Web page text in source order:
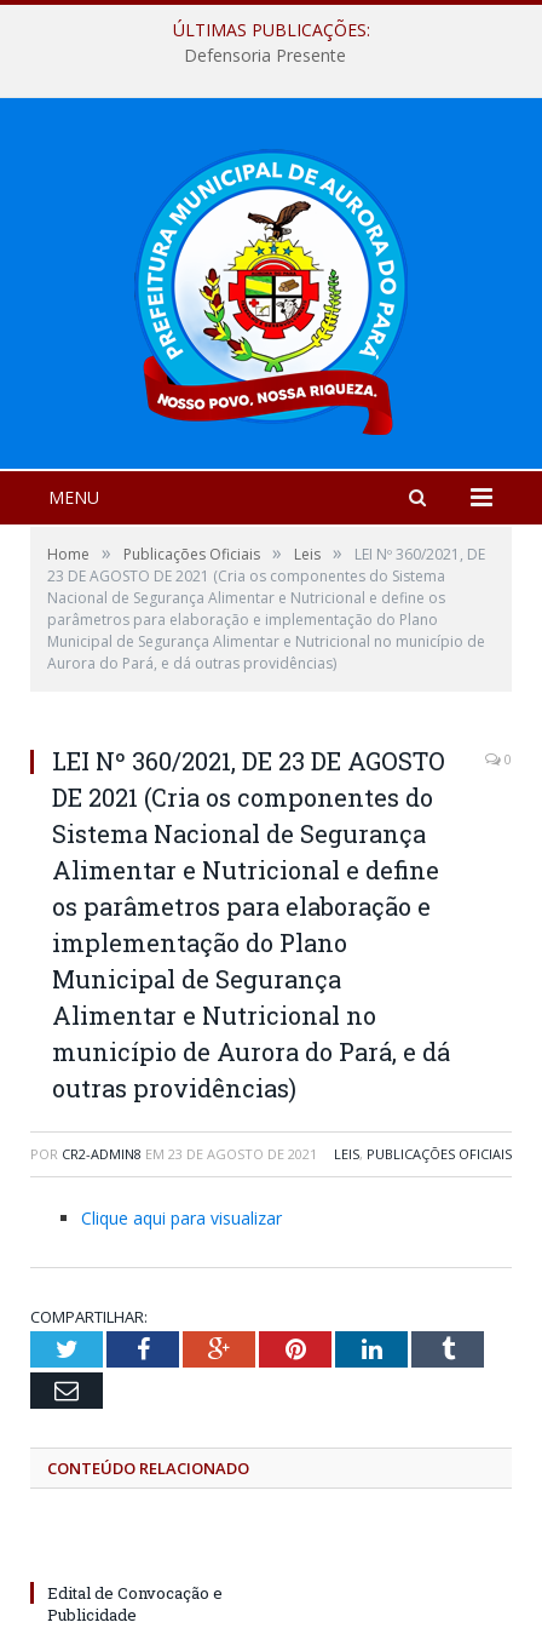
ÚLTIMAS PUBLICAÇÕES:
Defensoria Presente
MENU
Home » Publicações Oficiais » Leis »
LEI Nº 360/2021, DE
23 DE AGOSTO DE 2021 (Cria os componentes do Sistema
Nacional de Segurança Alimentar e Nutricional e define os
parâmetros para elaboração e implementação do Plano
Municipal de Segurança Alimentar e Nutricional no município de
Aurora do Pará, e dá outras providências)
LEI Nº 360/2021, DE 23 DE AGOSTO
DE 2021 (Cria os componentes do
Sistema Nacional de Segurança
Alimentar e Nutricional e define
os parâmetros para elaboração e
implementação do Plano
Municipal de Segurança
Alimentar e Nutricional no
município de Aurora do Pará, e dá
outras providências)
0
POR CR2-ADMIN8 EM 23 DE AGOSTO DE 2021 LEIS, PUBLICAÇÕES OFICIAIS
Clique aqui para visualizar
COMPARTILHAR:
TwitterFacebookGoogle+PinterestLinkedInTumblr
Email
CONTEÚDO RELACIONADO
Edital de Convocação e
Publicidade